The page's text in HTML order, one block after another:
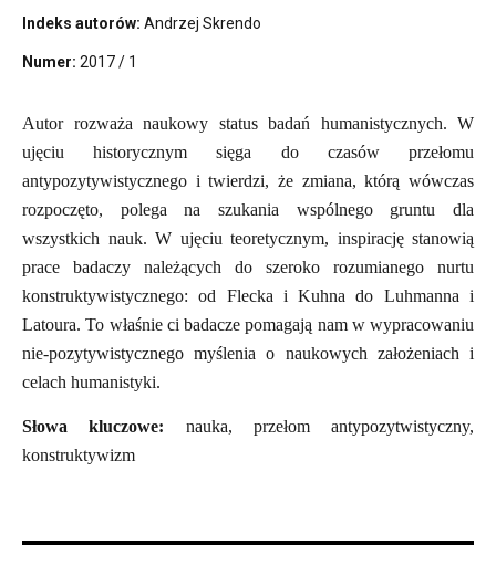
Indeks autorów: Andrzej Skrendo
Numer: 2017 / 1
Autor rozważa naukowy status badań humanistycznych. W
ujęciu historycznym sięga do czasów przełomu
antypozytywistycznego i twierdzi, że zmiana, którą wówczas
rozpoczęto, polega na szukania wspólnego gruntu dla
wszystkich nauk. W ujęciu teoretycznym, inspirację stanowią
prace badaczy należących do szeroko rozumianego nurtu
konstruktywistycznego: od Flecka i Kuhna do Luhmanna i
Latoura. To właśnie ci badacze pomagają nam w wypracowaniu
nie-pozytywistycznego myślenia o naukowych założeniach i
celach humanistyki.
Słowa kluczowe: nauka, przełom antypozytwistyczny,
konstruktywizm